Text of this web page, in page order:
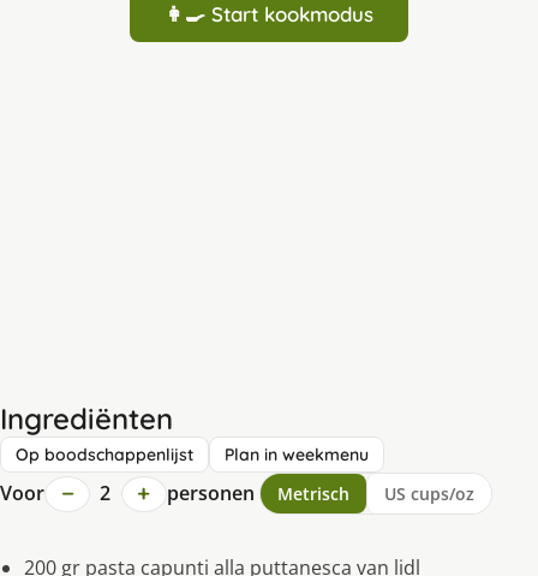
👩‍🍳 Start kookmodus
Ingrediënten
Op boodschappenlijst Plan in weekmenu
Voor − 2 + personen Metrisch US cups/oz
200 gr pasta capunti alla puttanesca van lidl